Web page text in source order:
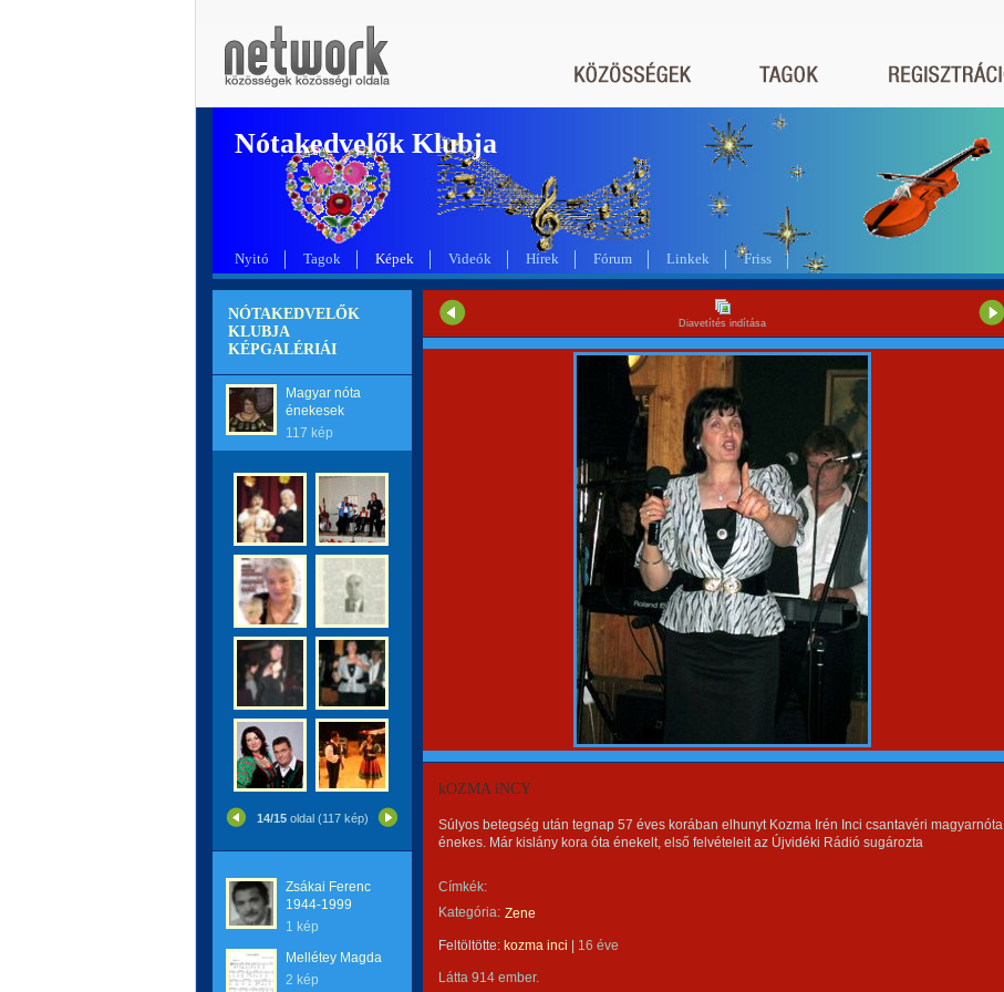
Nótakedvelők Klubja
Nyitó Tagok Képek Videók Hírek Fórum Linkek Friss
NÓTAKEDVELŐK
KLUBJA
KÉPGALÉRIÁI
Magyar nóta
énekesek
117 kép
14/15oldal (117 kép)
Zsákai Ferenc
1944-1999
1 kép
Mellétey Magda
2 kép
Diavetítés indítása
kOZMA iNCY
Súlyos betegség után tegnap 57 éves korában elhunyt Kozma Irén Inci csantavéri magyarnóta
énekes. Már kislány kora óta énekelt, első felvételeit az Újvidéki Rádió sugározta
Címkék:
Kategória: Zene
Feltöltötte: kozma inci 16 éve
Látta 914 ember.